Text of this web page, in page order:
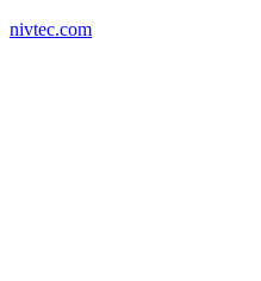
nivtec.com